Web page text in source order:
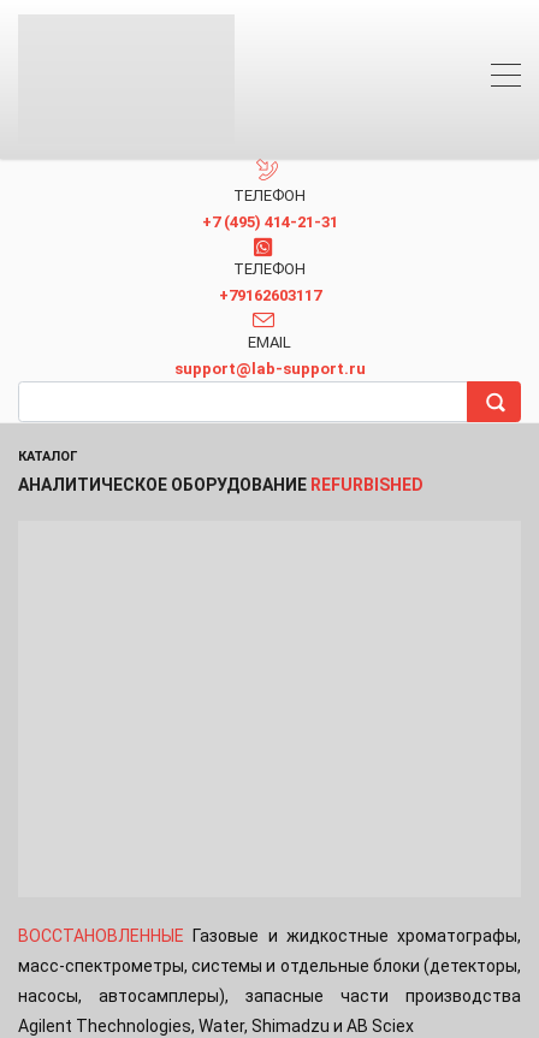
ТЕЛЕФОН
+7 (495) 414-21-31
TЕЛЕФОН
+79162603117
EMAIL
support@lab-support.ru
КАТАЛОГ
АНАЛИТИЧЕСКОЕ ОБОРУДОВАНИЕ REFURBISHED
ВОССТАНОВЛЕННЫЕ Газовые и жидкостные хроматографы,
масс-спектрометры, системы и отдельные блоки (детекторы,
насосы, автосамплеры), запасные части производства
Agilent Thechnologies, Water, Shimadzu и AB Sciex